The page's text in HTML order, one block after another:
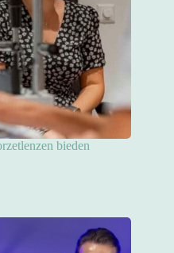
bieden